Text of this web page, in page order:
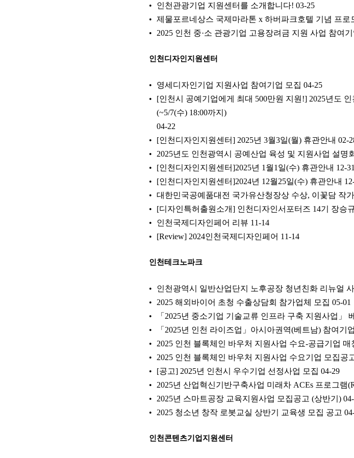
인천관광기업 지원센터를 소개합니다! 03-25
제물포르네상스 국제마라톤 x 하버파크호텔 기념 프로
2025 인천 중·소 관광기업 고용장려금 지원 사업 참여
인천디자인지원센터
영세디자인기업 지원사업 참여기업 모집 04-25
[인천시 공예기업에게 최대 500만원 지원!] 2025년도
(~5/7(수) 18:00까지)
04-22
[인천디자인지원센터] 2025년 3월3일(월) 휴관안내 02-
2025년도 인천광역시 공예산업 육성 및 지원사업 설명
[인천디자인지원센터]2025년 1월1일(수) 휴관안내 12-31
[인천디자인지원센터]2024년 12월25일(수) 휴관안내
대한민국공예품대전 국가유산청장상 수상, 이꽃담 작
[디자인특허출원소개] 인천디자인서포터즈 14기 장승
인천국제디자인페어 리뷰 11-14
[Review] 2024인천국제디자인페어 11-14
인천테크노파크
인천광역시 일반산업단지 노후공장 청년친화 리뉴얼
2025 해외바이어 초청 수출상담회 참가업체 모집 05-01
「2025년 중소기업 기술교류 인프라 구축 지원사업」
「2025년 인천 라이즈업」아시아권역(베트남) 참여기
2025 인천 블록체인 바우처 지원사업 수요-공급기업 매
2025 인천 블록체인 바우처 지원사업 수요기업 모집공
[공고] 2025년 인천시 우수기업 선정사업 모집 04-29
2025년 산업혁신기반구축사업 미래차 ACEs 프로그램
2025년 스마트공장 교육지원사업 모집공고 (상반기)
2025 청소년 창작 로봇교실 상반기 교육생 모집 공고
인천콘텐츠기업지원센터